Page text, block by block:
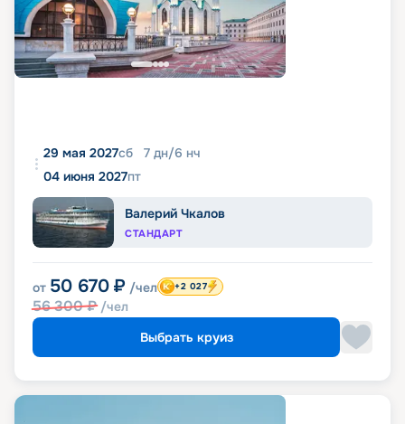
29 мая 2027сб 7 дн/6 нч
04 июня 2027пт
Валерий Чкалов
СТАНДАРТ
от 50 670 ₽ /чел
56 300₽ /чел
+2 027
Выбрать круиз